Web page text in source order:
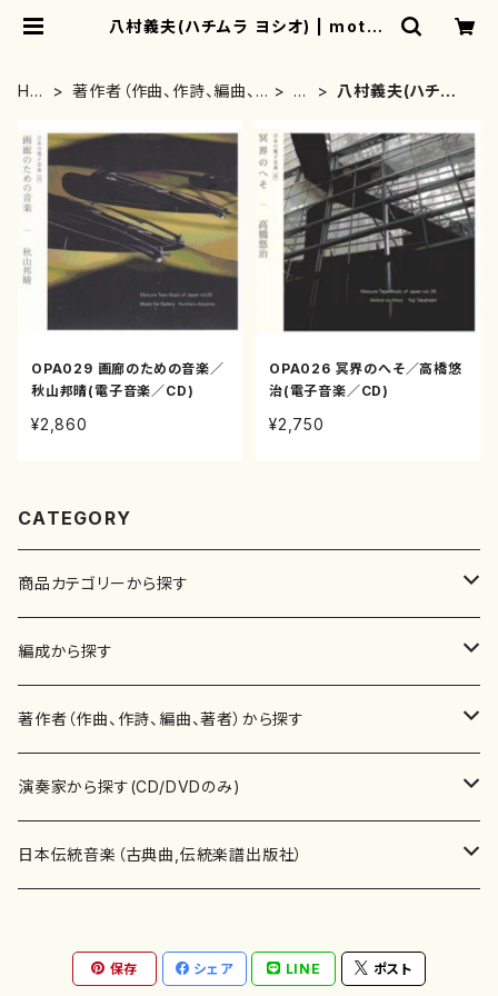
八村義夫(ハチムラ ヨシオ) | mothe
HO
著作者（作曲、作詩、編曲、
は
八村義夫(ハチムラ
OPA029 画廊のための音楽／
秋山邦晴(電子音楽／CD)
¥2,860
OPA026 冥界のへそ／高橋悠
治(電子音楽／CD)
¥2,750
CATEGORY
商品カテゴリーから探す
楽譜
書籍
書籍
テキストブック
CD・DVD
チケット
邦楽ジャーナル
レコード
編成から探す
邦楽器
箏・琴（ソロ）
箏・琴（合奏）
三味線（合奏）
合唱
混声合唱
男声合唱
歌・声
ピアノ（ソロ）
洋楽器（弦楽器）
著作者（作曲、作詩、編曲、著者）から探す
あ行
青木省三(アオキ ショウゾウ)
秋山健治(アキヤマ ケンジ）
か行
蔭山滸山(カゲヤマ キョザン)
斉藤松声(サイトウ ショウセイ)
演奏家から探す(CD/DVDのみ)
邦楽（箏、三味線、尺八等）演奏家
石川高（笙）
應和惠子（声楽・ソプラノ）
洋楽-鍵盤楽器（ピアノ、オルガン等）演奏家
日本伝統音楽（古典曲,伝統楽譜出版社）
宮城道雄（宮城宗家監修）
地歌箏曲（三絃古典楽譜）
保存 シェア LINE ポスト